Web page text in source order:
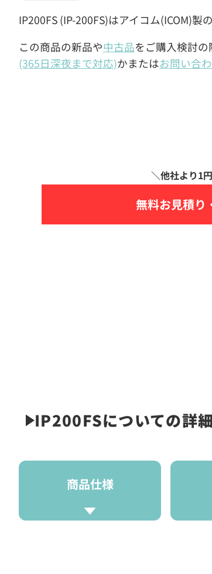
IP200FS (IP-200FS)はアイコム(ICOM)製
この商品の新品や中古品をご購入検討
(365日深夜まで対応)かまたはお問い合
無料お見積り
IP200FSについての詳細
商品仕様